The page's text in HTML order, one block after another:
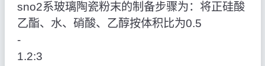
sno2系玻璃陶瓷粉末的制备步骤为：将正硅酸
乙酯、水、硝酸、乙醇按体积比为0.5
‑
1.2:3